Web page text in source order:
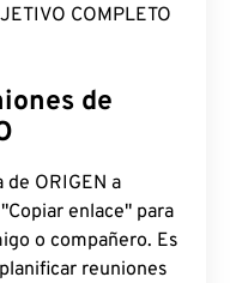
COMPLETO
de
ORIGEN a
enlace" para
o compañero. Es
reuniones